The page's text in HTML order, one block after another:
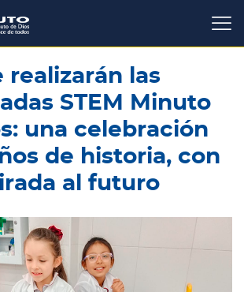
realizarán las
STEM Minuto
una celebración
de historia, con
al futuro